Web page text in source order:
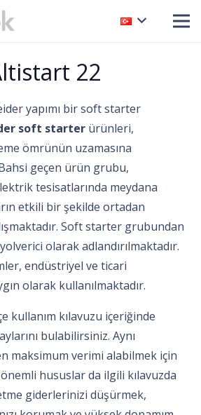
22
yapımı bir soft starter
soft starter ürünleri,
ömrünün uzamasına
geçen ürün grubu,
tesisatlarında meydana
etkili bir şekilde ortadan
Soft starter grubundan
olarak adlandırılmaktadır.
endüstriyel ve ticari
olarak kullanılmaktadır.
kullanım kılavuzu içeriğinde
bulabilirsiniz. Aynı
maksimum verimi alabilmek için
hususlar da ilgili kılavuzda
giderlerinizi düşürmek,